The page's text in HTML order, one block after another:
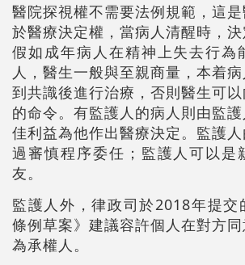
醫院探視權不需要法例規範，這
於醫療決定權，當病人清醒時，決
假如成年病人在精神上失去行為
人，醫生一般與至親商量，本着
到共識後進行治療，否則醫生可
的命令。有監護人的病人則由監
佳利益為他作出醫療決定。監護
過審慎程序委任；監護人可以是
友。
監護人外，律政司於2018年提交
條例草案》建議容許個人在對方
為承權人。